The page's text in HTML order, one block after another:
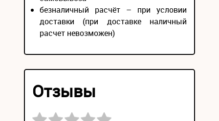
безналичный расчёт – при условии
доставки (при доставке наличный
расчет невозможен)
Отзывы